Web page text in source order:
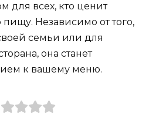
для всех, кто ценит
Независимо от того,
семьи или для
она станет
к вашему меню.